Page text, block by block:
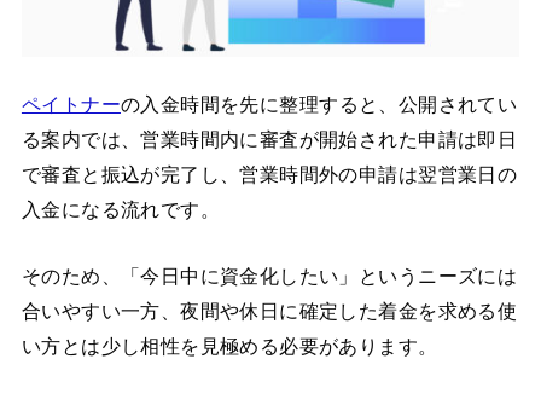
ペイトナーの入金時間を先に整理すると、公開されてい
る案内では、営業時間内に審査が開始された申請は即日
で審査と振込が完了し、営業時間外の申請は翌営業日の
入金になる流れです。
そのため、「今日中に資金化したい」というニーズには
合いやすい一方、夜間や休日に確定した着金を求める使
い方とは少し相性を見極める必要があります。